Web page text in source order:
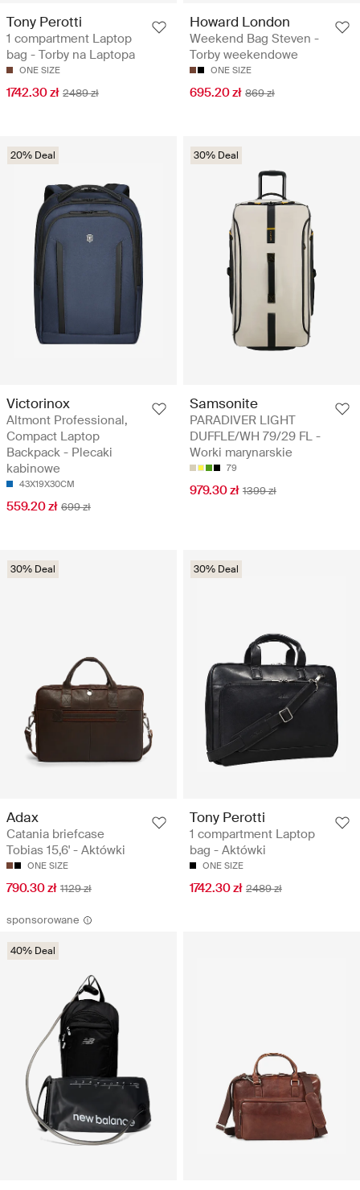
Tony Perotti
1 compartment Laptop
bag - Torby na Laptopa
ONE SIZE
1742.30 zł 2489 zł
Howard London
Weekend Bag Steven -
Torby weekendowe
ONE SIZE
695.20 zł 869 zł
20% Deal
Victorinox
Altmont Professional,
Compact Laptop
Backpack - Plecaki
kabinowe
43X19X30CM
559.20 zł 699 zł
30% Deal
Samsonite
PARADIVER LIGHT
DUFFLE/WH 79/29 FL -
Worki marynarskie
79
979.30 zł 1399 zł
30% Deal
Adax
Catania briefcase
Tobias 15,6' - Aktówki
ONE SIZE
790.30 zł 1129 zł
30% Deal
Tony Perotti
1 compartment Laptop
bag - Aktówki
ONE SIZE
1742.30 zł 2489 zł
sponsorowane
40% Deal